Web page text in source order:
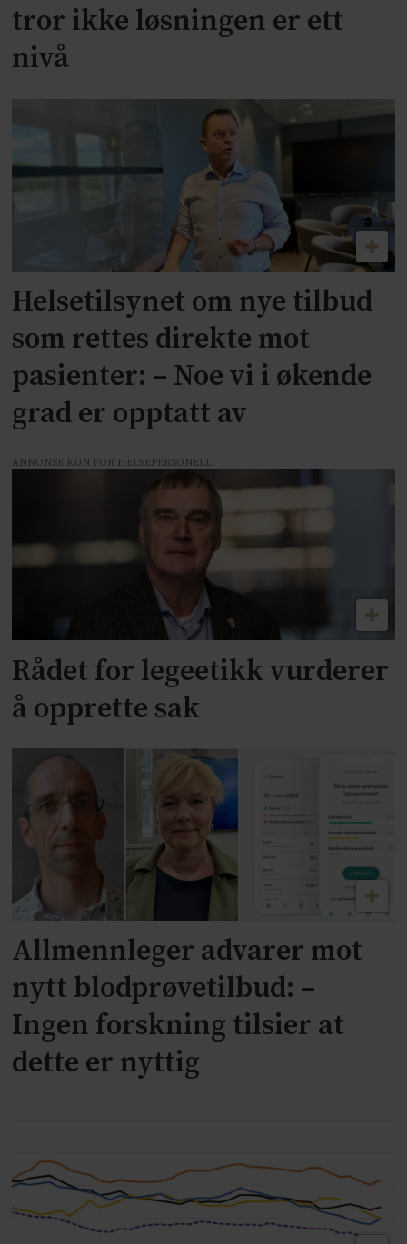
tror ikke løsningen er ett
nivå
Helsetilsynet om nye tilbud
som rettes direkte mot
pasienter: – Noe vi i økende
grad er opptatt av
ANNONSE KUN FOR HELSEPERSONELL
Rådet for legeetikk vurderer
å opprette sak
Allmennleger advarer mot
nytt blodprøvetilbud: –
Ingen forskning tilsier at
dette er nyttig